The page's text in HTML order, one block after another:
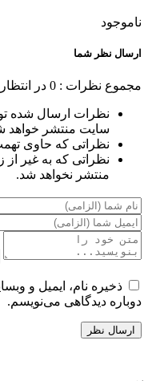
ناموجود
ارسال نظر شما
مجموع نظرات : 0 در
نظرات ارسال شده
سایت منتشر خواهد
نظراتی که حاوی
نظراتی که به غیر از
منتشر نخواهد شد.
ذخیره نام، ایمیل و
دوباره دیدگاهی می‌نویسم.